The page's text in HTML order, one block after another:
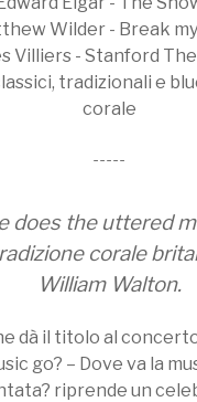
Wilder - Break
Villiers - Stanford
tradizionali e
corale
-----
does the uttered
corale
William Walton.
dà il titolo al
go? – Dove va la
riprende un